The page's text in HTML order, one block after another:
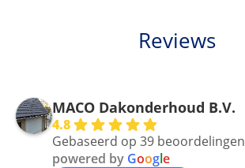
Reviews
MACO Dakonderhoud B.V.
4.8
Gebaseerd op 39 beoordelingen
powered by Google